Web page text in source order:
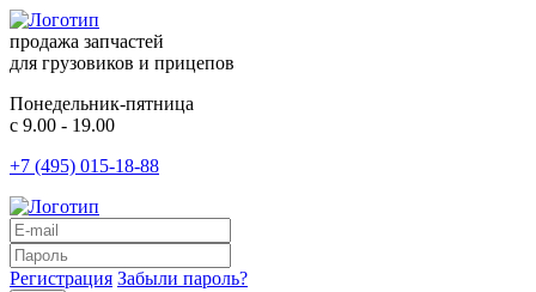
продажа запчастей
для грузовиков и прицепов
Понедельник-пятница
с 9.00 - 19.00
+7 (495) 015-18-88
Регистрация Забыли пароль?